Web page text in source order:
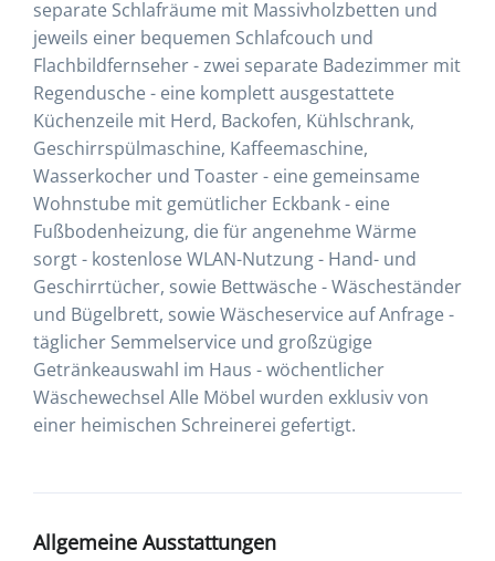
separate Schlafräume mit Massivholzbetten und
jeweils einer bequemen Schlafcouch und
Flachbildfernseher - zwei separate Badezimmer mit
Regendusche - eine komplett ausgestattete
Küchenzeile mit Herd, Backofen, Kühlschrank,
Geschirrspülmaschine, Kaffeemaschine,
Wasserkocher und Toaster - eine gemeinsame
Wohnstube mit gemütlicher Eckbank - eine
Fußbodenheizung, die für angenehme Wärme
sorgt - kostenlose WLAN-Nutzung - Hand- und
Geschirrtücher, sowie Bettwäsche - Wäscheständer
und Bügelbrett, sowie Wäscheservice auf Anfrage -
täglicher Semmelservice und großzügige
Getränkeauswahl im Haus - wöchentlicher
Wäschewechsel Alle Möbel wurden exklusiv von
einer heimischen Schreinerei gefertigt.
Allgemeine Ausstattungen